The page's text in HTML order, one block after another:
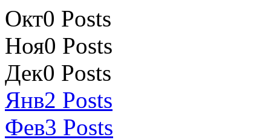
Окт0 Posts
Ноя0 Posts
Дек0 Posts
Янв2 Posts
Фев3 Posts